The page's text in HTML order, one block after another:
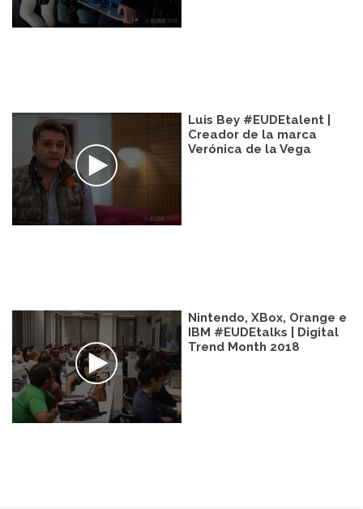
Luis Bey #EUDEtalent |
Creador de la marca
Verónica de la Vega
Nintendo, XBox, Orange e
IBM #EUDEtalks | Digital
Trend Month 2018